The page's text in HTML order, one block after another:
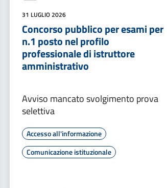
31 LUGLIO 2026
Concorso pubblico per esami per
n.1 posto nel profilo
professionale di istruttore
amministrativo
Avviso mancato svolgimento prova
selettiva
Accesso all'informazione
Comunicazione istituzionale